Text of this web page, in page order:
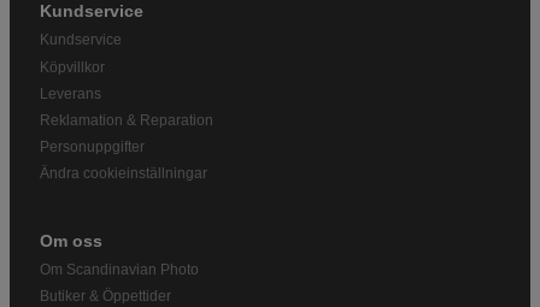
Kundservice
Kundservice
Köpvillkor
Leverans
Reklamation & Reparation
Personuppgifter
Ändra cookieinställningar
Om oss
Om Scandinavian Photo
Butiker & Öppettider